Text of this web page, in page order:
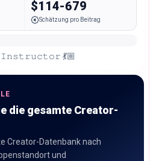
$114-679
Schätzung pro Beitrag
💃🏼
die gesamte Creator-
Creator-Datenbank nach
und